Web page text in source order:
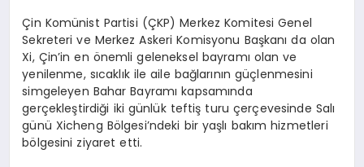
Çin Komünist Partisi (ÇKP) Merkez Komitesi Genel
Sekreteri ve Merkez Askeri Komisyonu Başkanı da olan
Xi, Çin’in en önemli geleneksel bayramı olan ve
yenilenme, sıcaklık ile aile bağlarının güçlenmesini
simgeleyen Bahar Bayramı kapsamında
gerçekleştirdiği iki günlük teftiş turu çerçevesinde Salı
günü Xicheng Bölgesi’ndeki bir yaşlı bakım hizmetleri
bölgesini ziyaret etti.